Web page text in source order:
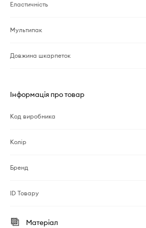
Еластичність
Мультипак
Довжина шкарпеток
Інформація про товар
Код виробника
Колір
Бренд
ID Товару
Матеріал